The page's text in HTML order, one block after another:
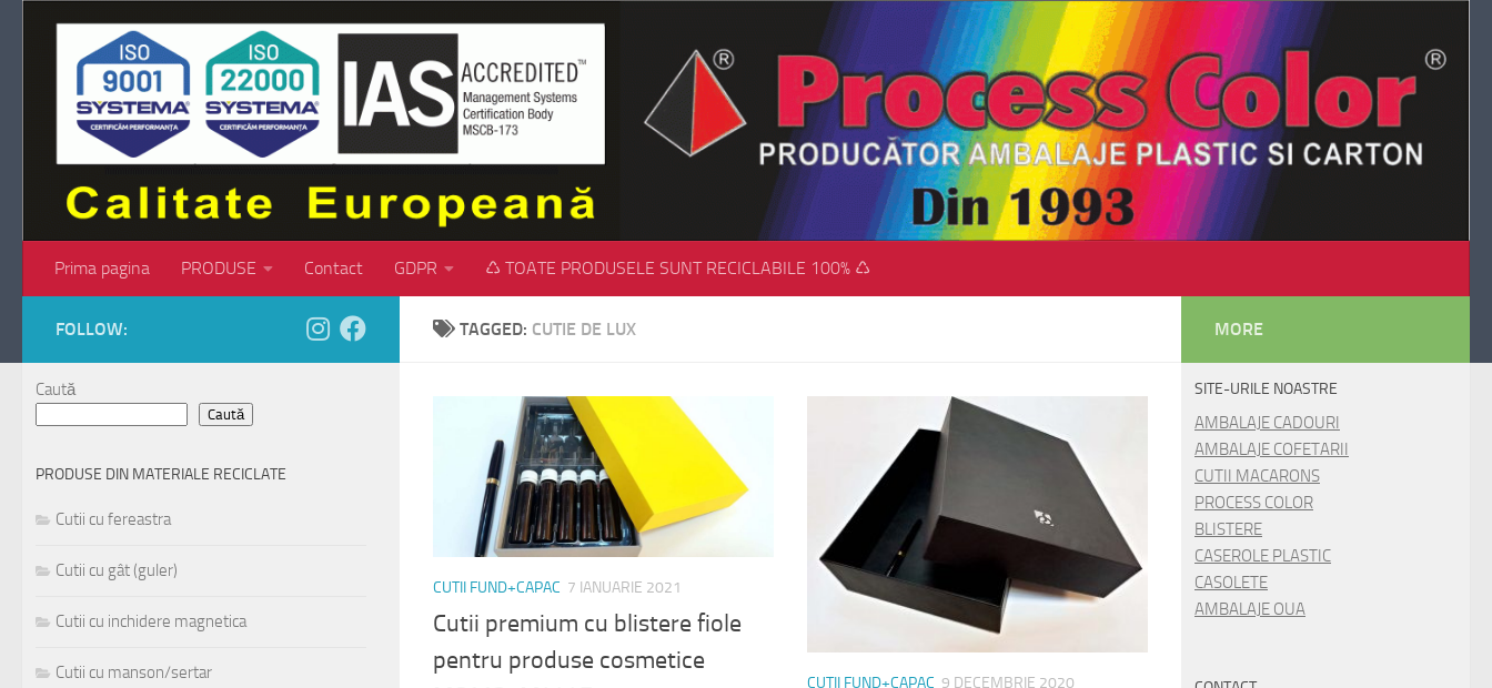
Skip to content
Prima pagina PRODUSE Contact GDPR ♺ TOATE PRODUSELE SUNT RECICLABILE 100% ♺
TAGGED: CUTIE DE LUX
CUTII FUND+CAPAC 7 IANUARIE 2021
Cutii premium cu blistere fiole
pentru produse cosmetice
CUTII FUND+CAPAC 9 DECEMBRIE 2020
FOLLOW:
Caută
Caută
PRODUSE DIN MATERIALE RECICLATE
Cutii cu fereastra
Cutii cu gât (guler)
Cutii cu inchidere magnetica
Cutii cu manson/sertar
MORE
SITE-URILE NOASTRE
AMBALAJE CADOURI
AMBALAJE COFETARII
CUTII MACARONS
PROCESS COLOR
BLISTERE
CASEROLE PLASTIC
CASOLETE
AMBALAJE OUA